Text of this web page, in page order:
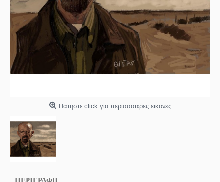
Πατήστε click για περισσότερες εικόνες
ΠΕΡΙΓΡΑΦΗ